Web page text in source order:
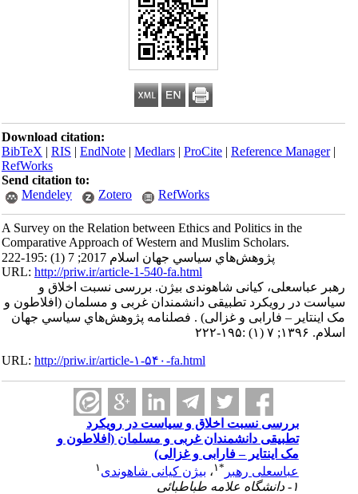
Download citation:
BibTeX|RIS|EndNote|Medlars|ProCite|Reference Manager
RefWorks
Send citation to:
Mendeley
Zotero RefWorks
A Survey on the Relation between Ethics and Politics in the
Comparative Approach of Western and Muslim Scholars.
پژوهش‌هاي سياسي جهان اسلام 2017; 7 (1) :195-222
URL:http://priw.ir/article-1-540-fa.html
رهبر عباسعلی، کیانی شاهوندی بیژن. بررسی نسبت اخلاق و
سیاست در رویکرد تطبیقی دانشمندان غربی و مسلمان (افلاطون و
مک اینتایر – فارابی و غزالی) . فصلنامه پژوهش‌هاي سياسي جهان
اسلام. ۱۳۹۶; ۷ (۱) :۱۹۵-۲۲۲
URL:http://priw.ir/article-۱-۵۴۰-fa.html
بررسی نسبت اخلاق و سیاست در رویکرد
تطبیقی دانشمندان غربی و مسلمان (افلاطون و
مک اینتایر – فارابی و غزالی)
عباسعلی رهبر
۱،بیژن کیانی شاهوندی۱